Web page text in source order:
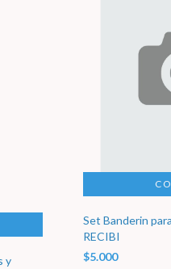
y
Set Banderin
RECIBI
$5.000